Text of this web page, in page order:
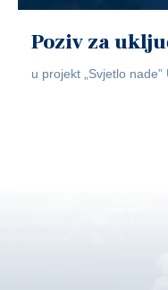
Poziv za
u projekt „Svjetlo